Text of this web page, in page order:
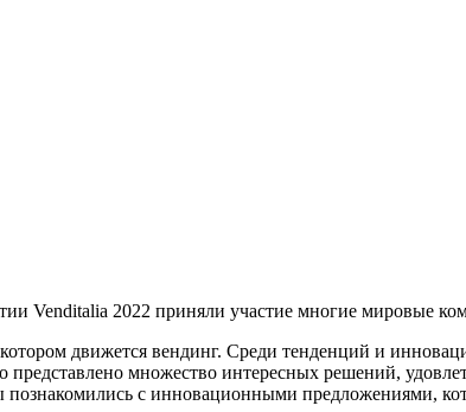
Venditalia 2022 приняли участие многие мировые
движется вендинг. Среди тенденций и
множество интересных решений,
с инновационными предложениями,